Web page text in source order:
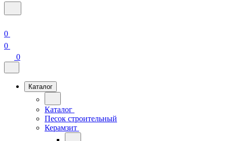
0
0
0
Каталог
Каталог
Песок строительный
Керамзит